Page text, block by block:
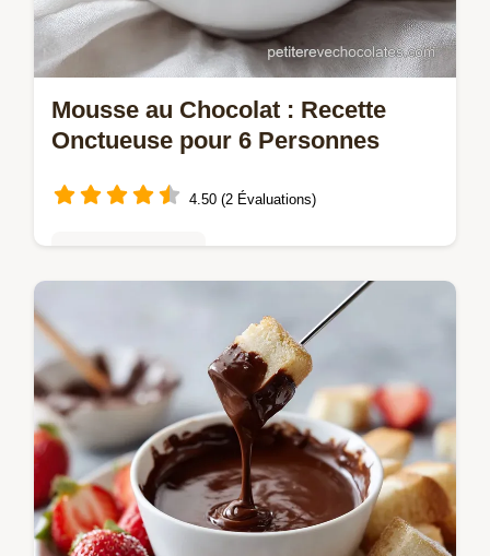
Mousse au Chocolat : Recette
Onctueuse pour 6 Personnes
4.50 (2 Évaluations)
Réussissez une Mousse au chocolat
maison inratable avec notre guide pas à
pas. Découvrez la méthode précise pour
une texture aérienne. Prêt en 3h20.